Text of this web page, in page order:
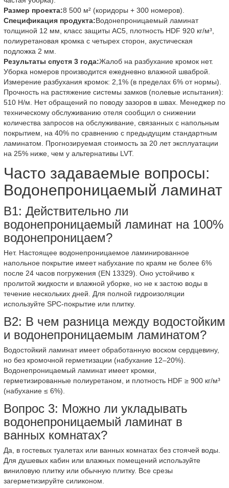
Размер проекта:8 500 м² (коридоры + 300 номеров).
Спецификация продукта:Водонепроницаемый ламинат
толщиной 12 мм, класс защиты AC5, плотность HDF 920 кг/м³,
полиуретановая кромка с четырех сторон, акустическая
подложка 2 мм.
Результаты спустя 3 года:Жалоб на разбухание кромок нет.
Уборка номеров производится ежедневно влажной шваброй.
Измерение разбухания кромок: 2,1% (в пределах 6% от нормы).
Прочность на растяжение системы замков (полевые испытания):
510 Н/м. Нет обращений по поводу зазоров в швах. Менеджер по
техническому обслуживанию отеля сообщил о снижении
количества запросов на обслуживание, связанных с напольным
покрытием, на 40% по сравнению с предыдущим стандартным
ламинатом. Прогнозируемая стоимость за 20 лет эксплуатации
на 25% ниже, чем у альтернативы LVT.
Часто задаваемые вопросы:
Водонепроницаемый ламинат
В1: Действительно ли
водонепроницаемый ламинат на 100%
водонепроницаем?
Нет. Настоящее водонепроницаемое ламинированное
напольное покрытие имеет набухание по краям не более 6%
после 24 часов погружения (EN 13329). Оно устойчиво к
пролитой жидкости и влажной уборке, но не к застою воды в
течение нескольких дней. Для полной гидроизоляции
используйте SPC-покрытие или плитку.
В2: В чем разница между водостойким
и водонепроницаемым ламинатом?
Водостойкий ламинат имеет обработанную воском сердцевину,
но без кромочной герметизации (набухание 12–20%).
Водонепроницаемый ламинат имеет кромки,
герметизированные полиуретаном, и плотность HDF ≥ 900 кг/м³
(набухание ≤ 6%).
Вопрос 3: Можно ли укладывать
водонепроницаемый ламинат в
ванных комнатах?
Да, в гостевых туалетах или ванных комнатах без стоячей воды.
Для душевых кабин или влажных помещений используйте
виниловую плитку или обычную плитку. Все срезы
загерметизируйте силиконом.